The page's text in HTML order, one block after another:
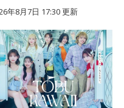
年8月7日 17:30更新